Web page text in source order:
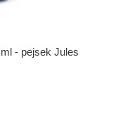
- pejsek Jules